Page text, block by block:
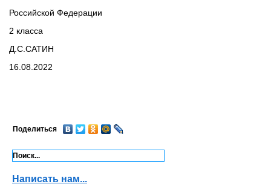
Российской Федерации
2 класса
Д.С.САТИН
16.08.2022
Поделиться
Написать нам...